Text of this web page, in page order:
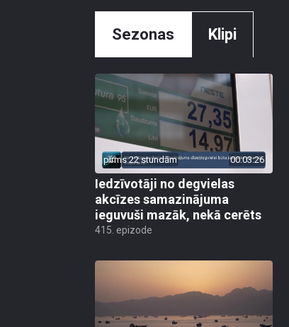
Sezonas Klipi
pirms 22 stundām 00:03:26
Iedzīvotāji no degvielas
akcīzes samazinājuma
ieguvuši mazāk, nekā cerēts
415. epizode